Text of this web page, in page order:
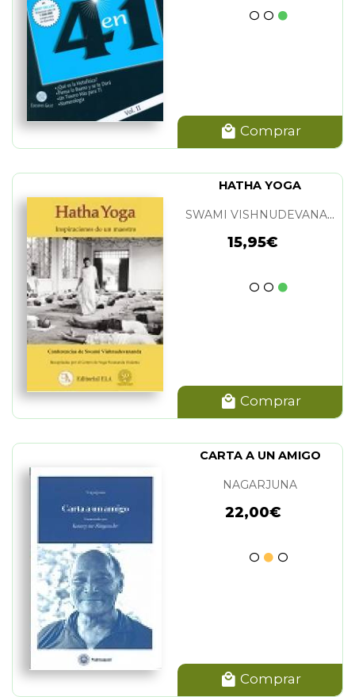
Comprar
HATHA YOGA
SWAMI VISHNUDEVANANDA
15,95€
Comprar
CARTA A UN AMIGO
NAGARJUNA
22,00€
Comprar